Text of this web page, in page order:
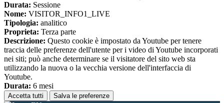
Durata: Sessione
Nome: VISITOR_INFO1_LIVE
Tipologia: analitico
Proprieta: Terza parte
Descrizione: Questo cookie è impostato da Youtube per tenere
traccia delle preferenze dell'utente per i video di Youtube incorporati
nei siti; può anche determinare se il visitatore del sito web sta
utilizzando la nuova o la vecchia versione dell'interfaccia di
Youtube.
Durata: 6 mesi
Accetta tutti Salva le preferenze